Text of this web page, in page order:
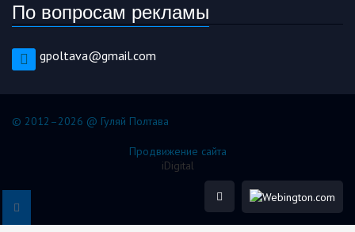
По вопросам рекламы
gpoltava@gmail.com
© 2012–2026 @ Гуляй Полтава
Продвижение сайта
iDigital